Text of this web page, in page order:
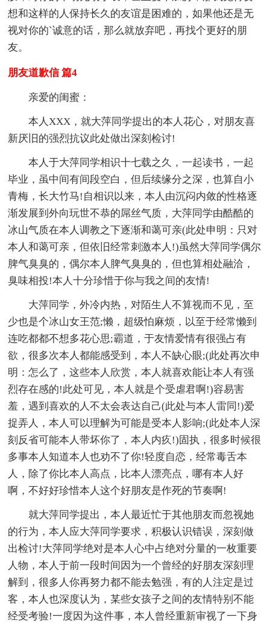
想和这样的人保持长久的友谊是困难的，如果他还是无
视对你的`诚意的话，那么就放弃吧，再找个更好的朋
友。
朋友道歉信 篇4
亲爱的闺蜜：
本人XXX，就大萍同学提出的本人花心，对朋友喜
新厌旧的强烈抗议此处做出深刻检讨!
本人于大萍同学相识十七载之久，一起读书，一起
毕业，虽中间有间段空白，但后续缘分之深，也算自小
青梅，长大竹马!自相识以来，本人由沉闷内敛的性格逐
渐发展到外向玩世不恭的屌丝气质，大萍同学由酷酷的
冰山气质在本人调教之下逐渐和蔼可亲(此处申明：只对
本人和蔼可亲，但依旧经常刺激本人!)虽然大萍同学偶尔
脾气臭臭的，偶尔本人脾气臭臭的，但也算相处融洽，
臭味相投!本人十分珍惜于你与我之间的友情!
大萍同学，外冷内热，对陌生人不算视而不见，至
少也是个冰山女王范;懒，超级怕麻烦，以至于经常懒到
连吃都都不想多花心思;霸道，于友情爱情有很强占有
欲，很多次本人都能感受到，本人不缺心眼;(此处再次申
明：怎么了，这些本人欣赏，本人就喜欢能让本人有强
烈存在感的!此处可见，本人就是个受虐君啊!)容易害
羞，遇到喜欢的人不太会表达自己(此处与本人雷同!)爱
捉弄人，本人可以理解为可能是受本人影响;(此处本人深
刻反省可能本人带坏你了，本人内疚!)固执，很多时候很
多事本人知道本人也劝不了你!轻度自恋，经常毒舌本
人，除了你比本人高点，比本人漂亮点，哪有本人好
啊，不好好珍惜本人这个好朋友是作死的节奏啊!
就大萍同学提出，本人最近忙于其他朋友而忽视她
的行为，本人应大萍同学要求，积极认识错误，深刻做
出检讨!大萍同学绝对是本人心中占绝对分量的一枚重要
人物，本人于前一段时间因为一个曾经的好朋友深刻理
解到，很多人你再努力都不能去勉强，有的人注定是过
客，本人也深度认为，某些女孩子之间的友情特别不能
经受考验!一度因为这件事，本人曾经重新审视了一下身